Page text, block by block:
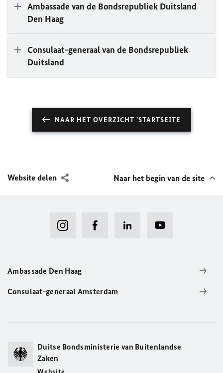
Ambassade van de Bondsrepubliek Duitsland
Den Haag
Consulaat-generaal van de Bondsrepubliek
Duitsland
NAAR HET OVERZICHT 'STARTSEITE
Website delen Naar het begin van de site
Ambassade Den Haag
Consulaat-generaal Amsterdam
Duitse Bondsministerie van Buitenlandse
Zaken